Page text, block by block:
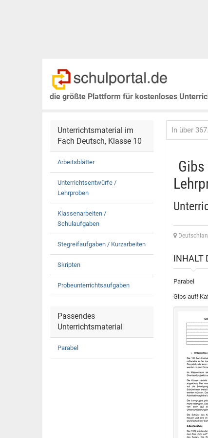
die größte Plattform für kostenloses
Unterrichtsmaterial im
Fach Deutsch, Klasse 10
Arbeitsblätter
Unterrichtsentwürfe /
Lehrproben
Klassenarbeiten /
Schulaufgaben
Stegreifaufgaben / Kurzarbeiten
Skripten
Probeunterrichtsaufgaben
Passendes
Unterrichtsmaterial
Parabel
INHALT
Parabel
Gibs auf!